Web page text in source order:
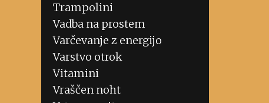
Trampolini
Vadba na prostem
Varčevanje z energijo
Varstvo otrok
Vitamini
Vraščen noht